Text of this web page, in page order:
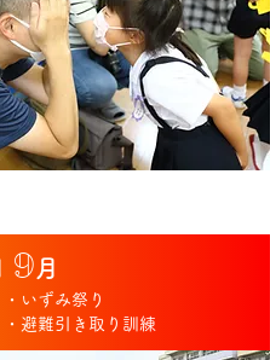
9 月
・いずみ祭り
・避難引き取り訓練